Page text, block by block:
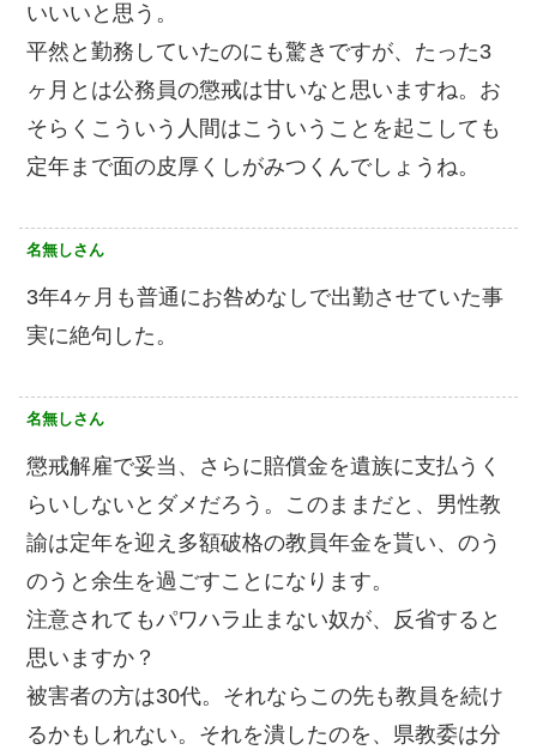
いいいと思う。
平然と勤務していたのにも驚きですが、たった3
ヶ月とは公務員の懲戒は甘いなと思いますね。お
そらくこういう人間はこういうことを起こしても
定年まで面の皮厚くしがみつくんでしょうね。
名無しさん
3年4ヶ月も普通にお咎めなしで出勤させていた事
実に絶句した。
名無しさん
懲戒解雇で妥当、さらに賠償金を遺族に支払うく
らいしないとダメだろう。このままだと、男性教
諭は定年を迎え多額破格の教員年金を貰い、のう
のうと余生を過ごすことになります。
注意されてもパワハラ止まない奴が、反省すると
思いますか？
被害者の方は30代。それならこの先も教員を続け
るかもしれない。それを潰したのを、県教委は分